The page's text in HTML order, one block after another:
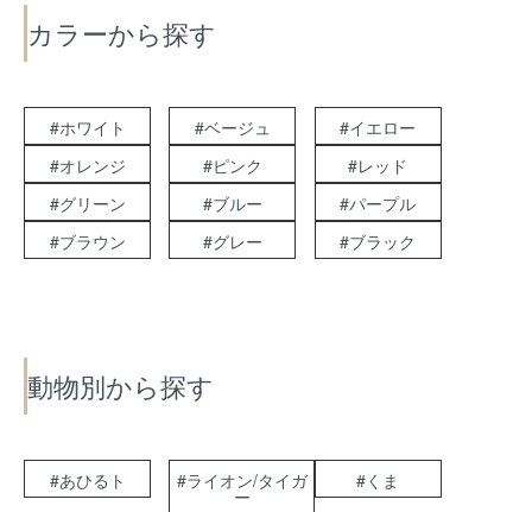
カラーから探す
#ホワイト #ベージュ
#イエロー
#オレンジ
#ピンク
#レッド
#グリーン
#ブルー
#パープル
#ブラウン
#グレー #ブラック
動物別から探す
#あひるト #ライオン/タイガ
ー
#くま